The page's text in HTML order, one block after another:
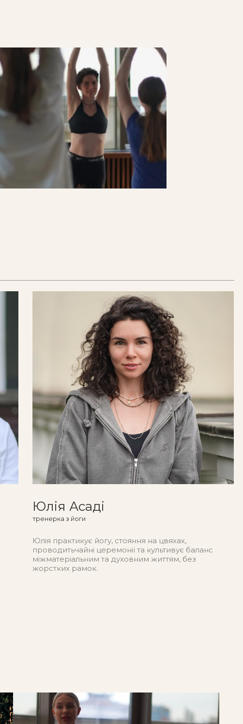
Юлія Асаді
тренерка з йоги
Юлія практикує йогу, стояння на цвяхах,
проводитьчайні церемонії та культивує баланс
міжматеріальним та духовним життям, без
жорстких рамок.